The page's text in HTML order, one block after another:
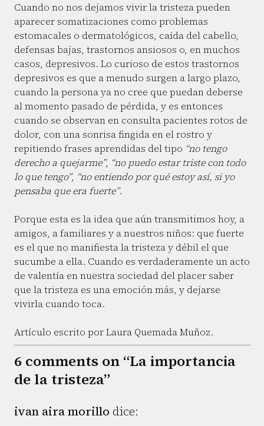
Cuando no nos dejamos vivir la tristeza pueden
aparecer somatizaciones como problemas
estomacales o dermatológicos, caída del cabello,
defensas bajas, trastornos ansiosos o, en muchos
casos, depresivos. Lo curioso de estos trastornos
depresivos es que a menudo surgen a largo plazo,
cuando la persona ya no cree que puedan deberse
al momento pasado de pérdida, y es entonces
cuando se observan en consulta pacientes rotos de
dolor, con una sonrisa fingida en el rostro y
repitiendo frases aprendidas del tipo “no tengo
derecho a quejarme”, “no puedo estar triste con todo
lo que tengo”, “no entiendo por qué estoy así, si yo
pensaba que era fuerte”.
Porque esta es la idea que aún transmitimos hoy, a
amigos, a familiares y a nuestros niños: que fuerte
es el que no manifiesta la tristeza y débil el que
sucumbe a ella. Cuando es verdaderamente un acto
de valentía en nuestra sociedad del placer saber
que la tristeza es una emoción más, y dejarse
vivirla cuando toca.
Artículo escrito por Laura Quemada Muñoz.
6 comments on “La importancia
de la tristeza”
ivan aira morillo dice: